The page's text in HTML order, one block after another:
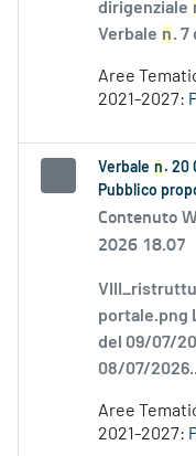
dirigenziale
Verbale n. 7
Aree
2021-2027:
Verbale n . 20
Pubblico
Contenuto
2026 18.07
portale.png
del 09/07/
08/07/
Aree
2021-2027: